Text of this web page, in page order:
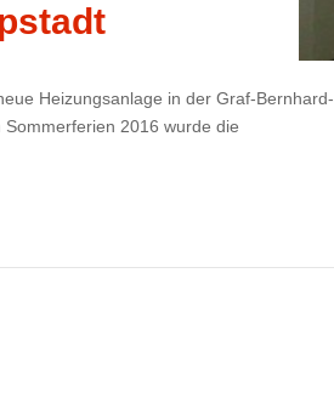
Heizungsanlage in der Graf-Bernhard-
2016 wurde die